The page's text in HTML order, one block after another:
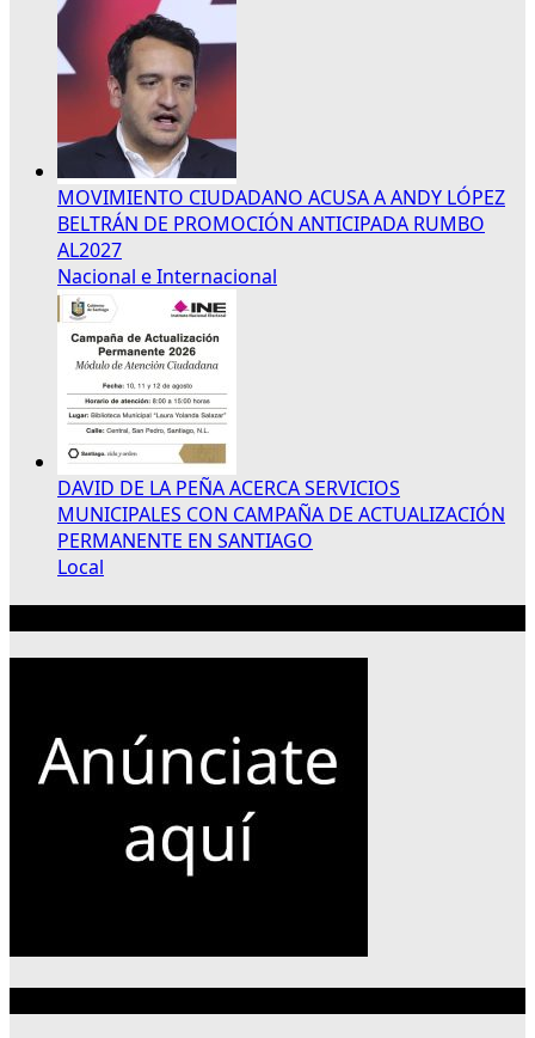
MOVIMIENTO CIUDADANO ACUSA A ANDY LÓPEZ
BELTRÁN DE PROMOCIÓN ANTICIPADA RUMBO
AL2027
Nacional e Internacional
DAVID DE LA PEÑA ACERCA SERVICIOS
MUNICIPALES CON CAMPAÑA DE ACTUALIZACIÓN
PERMANENTE EN SANTIAGO
Local